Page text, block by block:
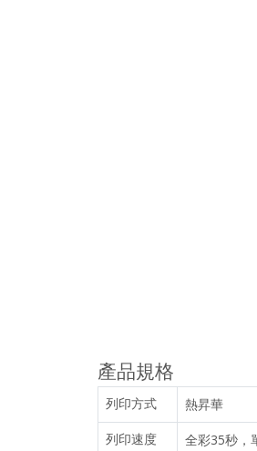
產品規格
列印方式
熱昇華
列印速度
全彩35秒，